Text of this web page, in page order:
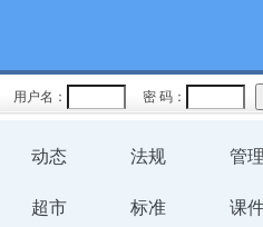
用户名： 密 码：
动态 法规 管理
超市 标准 课